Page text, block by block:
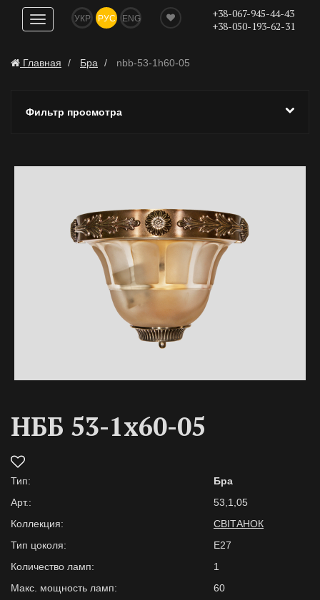
Показать
навигацию
УКР РУС ENG
+38-067-945-44-43
+38-050-193-62-31
Главная Бра nbb-53-1h60-05
Фильтр просмотра
НББ 53-1х60-05
Тип:
Бра
Арт.:
53,1,05
Коллекция:
СВІТАНОК
Тип цоколя:
E27
Количество ламп:
1
Макс. мощность ламп:
60